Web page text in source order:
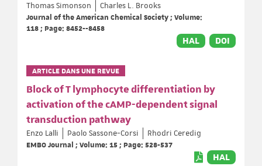
Thomas Simonson
Charles L. Brooks
Journal of the American Chemical Society ; Volume:
118 ; Page: 8452--8458
HAL DOI
ARTICLE DANS UNE REVUE
Block of T lymphocyte differentiation by
activation of the cAMP-dependent signal
transduction pathway
Enzo Lalli Paolo Sassone-Corsi
Rhodri Ceredig
EMBO Journal ; Volume: 15 ; Page: 528-537
HAL